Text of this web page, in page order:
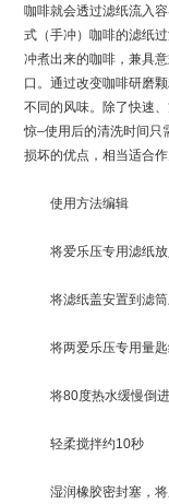
咖啡就会透过滤纸流入
式（手冲）咖啡的滤纸
冲煮出来的咖啡，兼具
口。通过改变咖啡研磨
不同的风味。除了快速
惊–使用后的清洗时间只
损坏的优点，相当适合
使用方法编辑
将爱乐压专用滤纸放
将滤纸盖安置到滤筒
将两爱乐压专用量匙
将80度热水缓慢倒进
轻柔搅拌约10秒
湿润橡胶密封塞，将